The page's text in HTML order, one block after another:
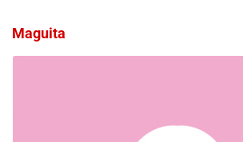
Maguita